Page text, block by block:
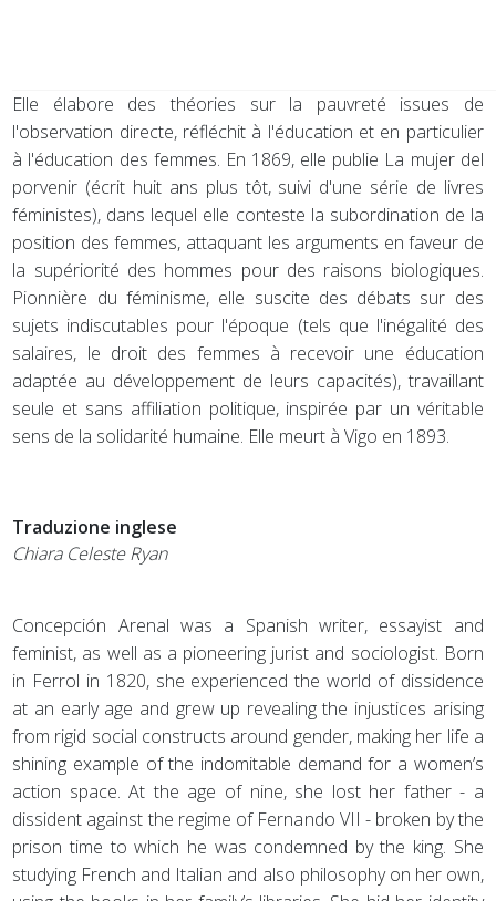
Elle élabore des théories sur la pauvreté issues de
l'observation directe, réfléchit à l'éducation et en particulier
à l'éducation des femmes. En 1869, elle publie La mujer del
porvenir (écrit huit ans plus tôt, suivi d'une série de livres
féministes), dans lequel elle conteste la subordination de la
position des femmes, attaquant les arguments en faveur de
la supériorité des hommes pour des raisons biologiques.
Pionnière du féminisme, elle suscite des débats sur des
sujets indiscutables pour l'époque (tels que l'inégalité des
salaires, le droit des femmes à recevoir une éducation
adaptée au développement de leurs capacités), travaillant
seule et sans affiliation politique, inspirée par un véritable
sens de la solidarité humaine. Elle meurt à Vigo en 1893.
Traduzione inglese
Chiara Celeste Ryan
Concepción Arenal was a Spanish writer, essayist and
feminist, as well as a pioneering jurist and sociologist. Born
in Ferrol in 1820, she experienced the world of dissidence
at an early age and grew up revealing the injustices arising
from rigid social constructs around gender, making her life a
shining example of the indomitable demand for a women’s
action space. At the age of nine, she lost her father - a
dissident against the regime of Fernando VII - broken by the
prison time to which he was condemned by the king. She
studying French and Italian and also philosophy on her own,